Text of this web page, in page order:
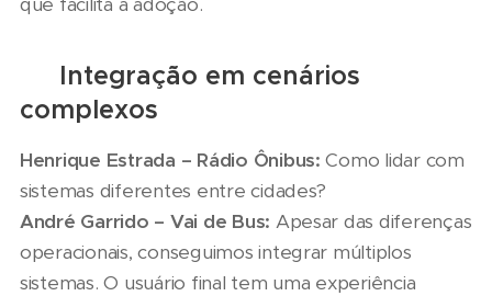
🔗 Integração em cenários
complexos
Henrique Estrada – Rádio Ônibus: Como lidar com
sistemas diferentes entre cidades?
André Garrido – Vai de Bus: Apesar das diferenças
operacionais, conseguimos integrar múltiplos
sistemas. O usuário final tem uma experiência